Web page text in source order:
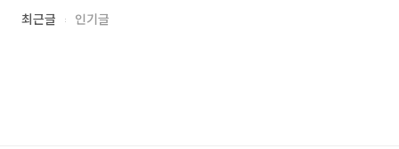
최근글 인기글